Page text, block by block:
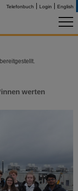
Telefonbuch Login English
werten